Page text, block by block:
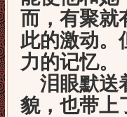
而，有聚就
此的激动。
力的记忆。
泪眼默送
貌，也带上